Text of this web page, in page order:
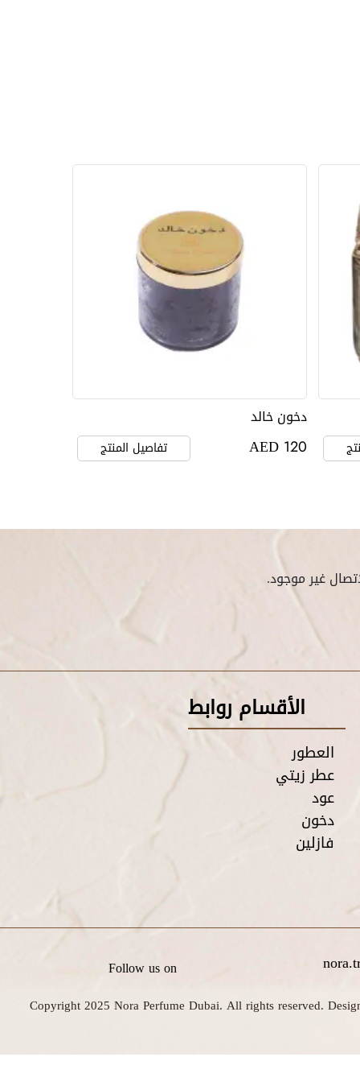
دخون خالد
AED 120 تفاصيل المنتج
غير موجود.
الأقسام روابط
العطور
عطر زيتي
عود
دخون
فازلين
Follow us on